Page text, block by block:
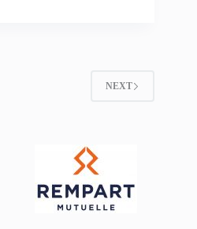
NEXT